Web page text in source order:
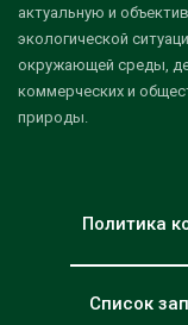
актуальную и
экологической
окружающей среды,
коммерческих и
природы.
Политика
Список